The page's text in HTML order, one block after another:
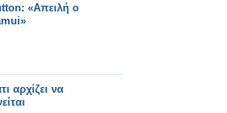
«Απειλή ο
αρχίζει να